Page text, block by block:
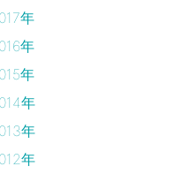
年
年
年
年
年
年